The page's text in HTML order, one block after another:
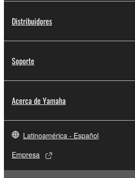
Distribuidores
Soporte
Acerca de Yamaha
Latinoamérica - Español
Empresa